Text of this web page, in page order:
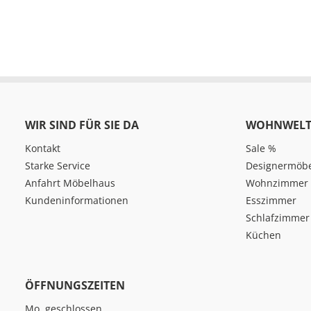
WIR SIND FÜR SIE DA
Kontakt
Starke Service
Anfahrt Möbelhaus
Kundeninformationen
Sale %
Wohnzimmer
Esszimmer
Schlafzimmer
Küchen
ÖFFNUNGSZEITEN